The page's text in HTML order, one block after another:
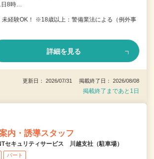
8時…
未経験OK！ ※18歳以上：警備業法による（例外事
詳細を見る
更新日： 2026/07/31 掲載終了日： 2026/08/08
掲載終了まであと1日
内・誘導スタッフ
セキュリティサービス 川越支社（駐車場）
パート